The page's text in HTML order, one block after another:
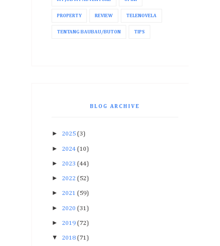
PROPERTY REVIEW TELENOVELA
TENTANG BAUBAU/BUTON TIPS
BLOG ARCHIVE
► 2025 (3)
► 2024 (10)
► 2023 (44)
► 2022 (52)
► 2021 (59)
► 2020 (31)
► 2019 (72)
▼ 2018 (71)